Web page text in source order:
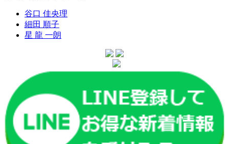
谷口 佳央理
細田 順子
星 龍 一朗